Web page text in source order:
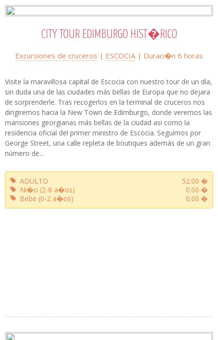
CITY TOUR EDIMBURGO HIST�RICO
Excursiones de cruceros | ESCOCIA| Duraci�n 6 horas
Visite la maravillosa capital de Escocia con nuestro tour de un día,
sin duda una de las ciudades más bellas de Europa que no dejara
de sorprenderle. Tras recogerlos en la terminal de cruceros nos
dirigiremos hacia la New Town de Edimburgo, donde veremos las
mansiones georgianas más bellas de la ciudad asi como la
residencia oficial del primer ministro de Escocia. Seguimos por
George Street, una calle repleta de boutiques además de un gran
número de...
ADULTO
52.00 �
Ni�o (2-8 a�os)
0.00 �
Bebe (0-2 a�os)
0.00 �